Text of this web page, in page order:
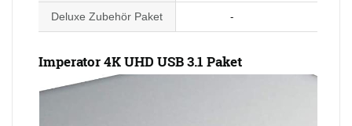
Deluxe Zubehör Paket -
Imperator 4K UHD USB 3.1 Paket